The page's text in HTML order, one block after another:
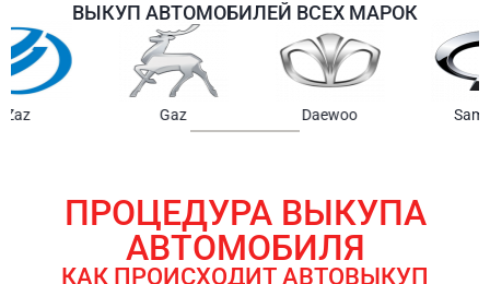
ВЫКУП АВТОМОБИЛЕЙ ВСЕХ МАРОК
ПРОЦЕДУРА ВЫКУПА
АВТОМОБИЛЯ
КАК ПРОИСХОДИТ АВТОВЫКУП